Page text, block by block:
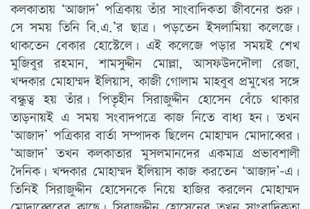
কলকাতায় ‘আজাদ’ পত্রিকায় তাঁর সাংবাদিকতা জীবনের শুরু।
সে সময় তিনি বি.এ.’র ছাত্র। পড়তেন ইসলামিয়া কলেজে।
থাকতেন বেকার হোস্টেলে। এই কলেজে পড়ার সময়ই শেখ
মুজিবুর রহমান, শামসুদ্দীন মোল্লা, আসফউদদৌলা রেজা,
খন্দকার মোহাম্মদ ইলিয়াস, কাজী গোলাম মাহবুব প্রমুখের সঙ্গে
বন্ধুত্ব হয় তাঁর। পিতৃহীন সিরাজুদ্দীন হোসেন বেঁচে থাকার
তাড়নায়ই এ সময় সংবাদপত্রে কাজ নিতে বাধ্য হন। তখন
‘আজাদ’ পত্রিকার বার্তা সম্পাদক ছিলেন মোহাম্মদ মোদাব্বের।
‘আজাদ’ তখন কলকাতার মুসলমানদের একমাত্র প্রভাবশালী
দৈনিক। খন্দকার মোহাম্মদ ইলিয়াস কাজ করতেন ‘আজাদ’-এ।
তিনিই সিরাজুদ্দীন হোসেনকে নিয়ে হাজির করলেন মোহাম্মদ